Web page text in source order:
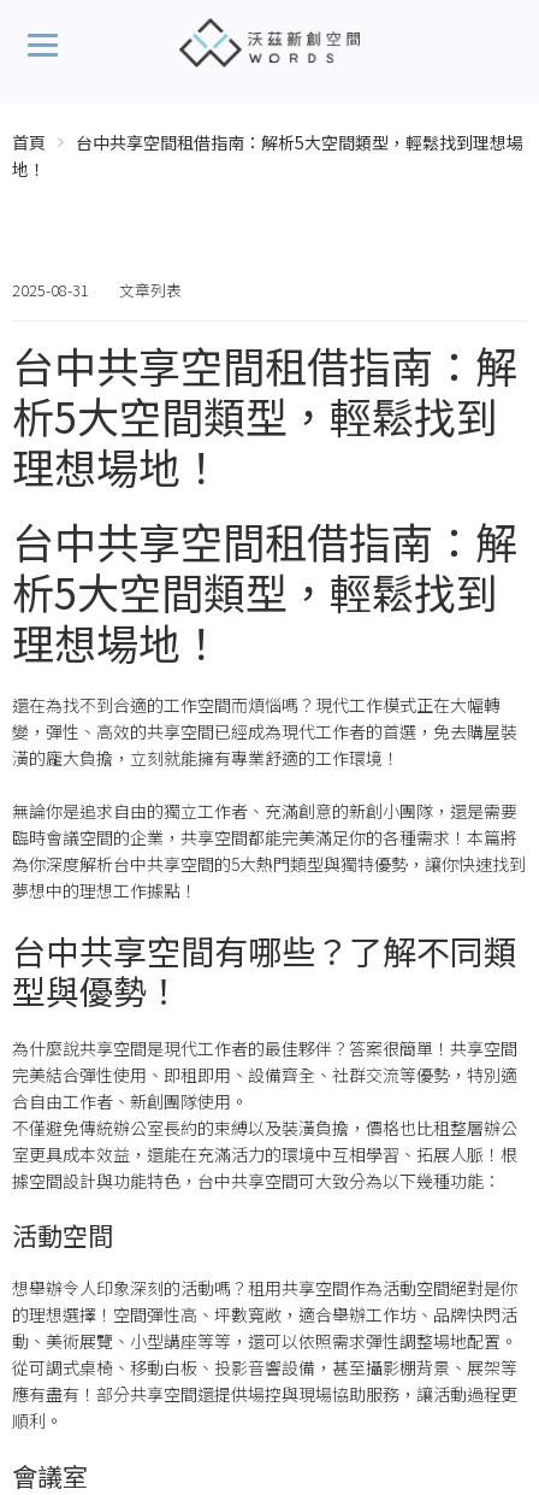
首頁
台中共享空間租借指南：解析5大空間類型，輕鬆找到理想場
地！
2025-08-31 文章列表
台中共享空間租借指南：解
析5大空間類型，輕鬆找到
理想場地！
台中共享空間租借指南：解
析5大空間類型，輕鬆找到
理想場地！
還在為找不到合適的工作空間而煩惱嗎？現代工作模式正在大幅轉
變，彈性、高效的共享空間已經成為現代工作者的首選，免去購屋裝
潢的龐大負擔，立刻就能擁有專業舒適的工作環境！
無論你是追求自由的獨立工作者、充滿創意的新創小團隊，還是需要
臨時會議空間的企業，共享空間都能完美滿足你的各種需求！本篇將
為你深度解析台中共享空間的5大熱門類型與獨特優勢，讓你快速找到
夢想中的理想工作據點！
台中共享空間有哪些？了解不同類
型與優勢！
為什麼說共享空間是現代工作者的最佳夥伴？答案很簡單！共享空間
完美結合彈性使用、即租即用、設備齊全、社群交流等優勢，特別適
合自由工作者、新創團隊使用。
不僅避免傳統辦公室長約的束縛以及裝潢負擔，價格也比租整層辦公
室更具成本效益，還能在充滿活力的環境中互相學習、拓展人脈！根
據空間設計與功能特色，台中共享空間可大致分為以下幾種功能：
活動空間
想舉辦令人印象深刻的活動嗎？租用共享空間作為活動空間絕對是你
的理想選擇！空間彈性高、坪數寬敞，適合舉辦工作坊、品牌快閃活
動、美術展覽、小型講座等等，還可以依照需求彈性調整場地配置。
從可調式桌椅、移動白板、投影音響設備，甚至攝影棚背景、展架等
應有盡有！部分共享空間還提供場控與現場協助服務，讓活動過程更
順利。
會議室